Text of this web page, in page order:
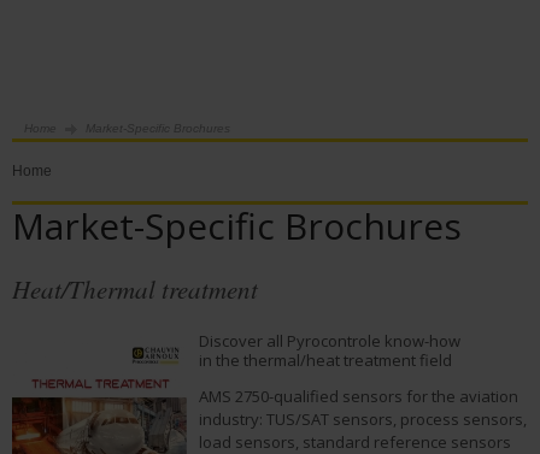
Home Market-Specific Brochures
Home
Market-Specific Brochures
Heat/Thermal treatment
Discover all Pyrocontrole know-how
in the thermal/heat treatment field
AMS 2750-qualified sensors for the aviation
industry: TUS/SAT sensors, process sensors,
load sensors, standard reference sensors